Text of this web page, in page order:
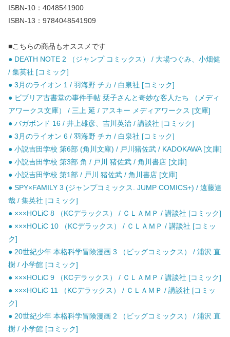
ISBN-10：4048541900
ISBN-13：9784048541909
■こちらの商品もオススメです
● DEATH NOTE 2 （ジャンプ コミックス） / 大場つぐみ、小畑健
/ 集英社 [コミック]
● 3月のライオン 1 / 羽海野 チカ / 白泉社 [コミック]
● ビブリア古書堂の事件手帖 栞子さんと奇妙な客人たち （メディ
アワークス文庫） / 三上 延 / アスキー メディアワークス [文庫]
● バガボンド 16 / 井上雄彦、吉川英治 / 講談社 [コミック]
● 3月のライオン 6 / 羽海野 チカ / 白泉社 [コミック]
● 小説吉田学校 第6部 (角川文庫) / 戸川猪佐武 / KADOKAWA [文庫]
● 小説吉田学校 第3部 角 / 戸川 猪佐武 / 角川書店 [文庫]
● 小説吉田学校 第1部 / 戸川 猪佐武 / 角川書店 [文庫]
● SPY×FAMILY 3 (ジャンプコミックス. JUMP COMICS+) / 遠藤達
哉 / 集英社 [コミック]
● ×××HOLiC 8 （KCデラックス） / ＣＬＡＭＰ / 講談社 [コミック]
● ×××HOLiC 10 （KCデラックス） / ＣＬＡＭＰ / 講談社 [コミッ
ク]
● 20世紀少年 本格科学冒険漫画 3 （ビッグコミックス） / 浦沢 直
樹 / 小学館 [コミック]
● ×××HOLiC 9 （KCデラックス） / ＣＬＡＭＰ / 講談社 [コミック]
● ×××HOLiC 11 （KCデラックス） / ＣＬＡＭＰ / 講談社 [コミッ
ク]
● 20世紀少年 本格科学冒険漫画 2 （ビッグコミックス） / 浦沢 直
樹 / 小学館 [コミック]